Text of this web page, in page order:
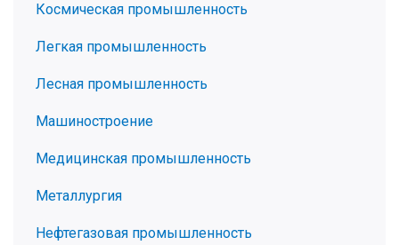
Космическая промышленность
Легкая промышленность
Лесная промышленность
Машиностроение
Медицинская промышленность
Металлургия
Нефтегазовая промышленность